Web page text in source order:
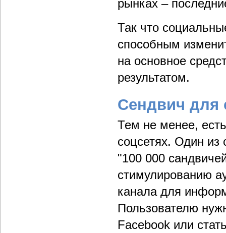
рынках –
Так что
способным
на основное
результатом.
Сендвич для
Тем не менее,
соцсетях. Один
"100 000
стимулированию
канала для
Пользователю
Facebook или